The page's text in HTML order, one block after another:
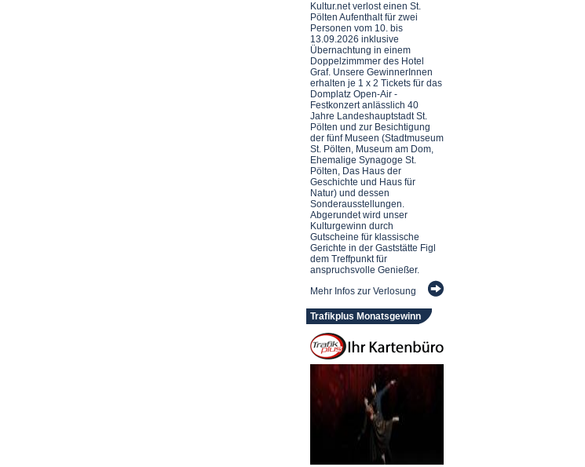
Kultur.net verlost einen St.
Pölten Aufenthalt für zwei
Personen vom 10. bis
13.09.2026 inklusive
Übernachtung in einem
Doppelzimmmer des Hotel
Graf. Unsere GewinnerInnen
erhalten je 1 x 2 Tickets für das
Domplatz Open-Air -
Festkonzert anlässlich 40
Jahre Landeshauptstadt St.
Pölten und zur Besichtigung
der fünf Museen (Stadtmuseum
St. Pölten, Museum am Dom,
Ehemalige Synagoge St.
Pölten, Das Haus der
Geschichte und Haus für
Natur) und dessen
Sonderausstellungen.
Abgerundet wird unser
Kulturgewinn durch
Gutscheine für klassische
Gerichte in der Gaststätte Figl
dem Treffpunkt für
anspruchsvolle Genießer.
Mehr Infos zur Verlosung
Trafikplus Monatsgewinn